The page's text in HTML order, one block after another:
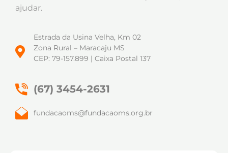
ajudar.
Estrada da Usina Velha, Km 02
Zona Rural – Maracaju MS
CEP: 79-157.899 | Caixa Postal 137
(67) 3454-2631
fundacaoms@fundacaoms.org.br